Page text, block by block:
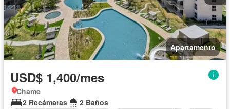
Apartamento
USD$ 1,400/mes
Chame
2 Recámaras
2 Baños